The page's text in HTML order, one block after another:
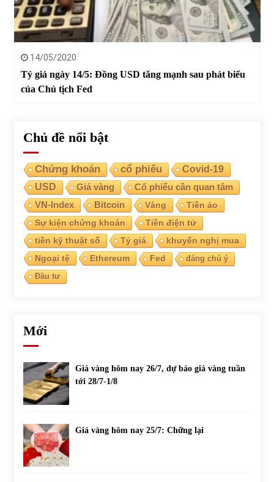
14/05/2020
Tỷ giá ngày 14/5: Đồng USD tăng mạnh sau phát biểu
của Chủ tịch Fed
Chủ đề nổi bật
Chứng khoán cổ phiếu
Covid-19
USD
Giá vàng Cổ phiếu cần quan tâm
VN-Index Bitcoin Vàng
Tiền ảo
Sự kiện chứng khoán
Tiền điện tử
tiền kỹ thuật số
Tỷ giá
khuyến nghị mua
Ngoại tệ
Ethereum Fed
đáng chú ý
Đầu tư
Mới
Giá vàng hôm nay 26/7, dự báo giá vàng tuần
tới 28/7-1/8
Giá vàng hôm nay 25/7: Chững lại